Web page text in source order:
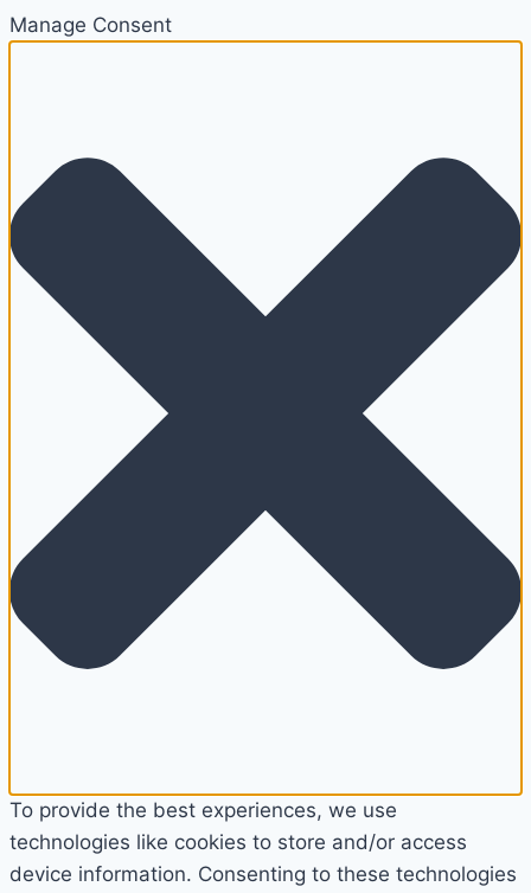
Manage Consent
To provide the best experiences, we use
technologies like cookies to store and/or access
device information. Consenting to these technologies